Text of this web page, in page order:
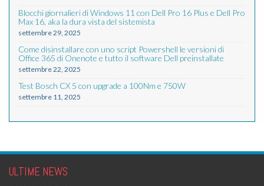
Blocchi giornalieri di Windows 11 con Dell Pro 16 Plus e Dell Pro
Max 16, aka la dura vista del sistemista
settembre 29, 2025
Come disinstallare con uno script Powershell le versioni di
Office 365 di Onenote e tutto il software Dell preinstallate
settembre 22, 2025
Test Bosch CX 5 con upgrade a 100Nm e 750W
settembre 11, 2025
ULTIME NEWS